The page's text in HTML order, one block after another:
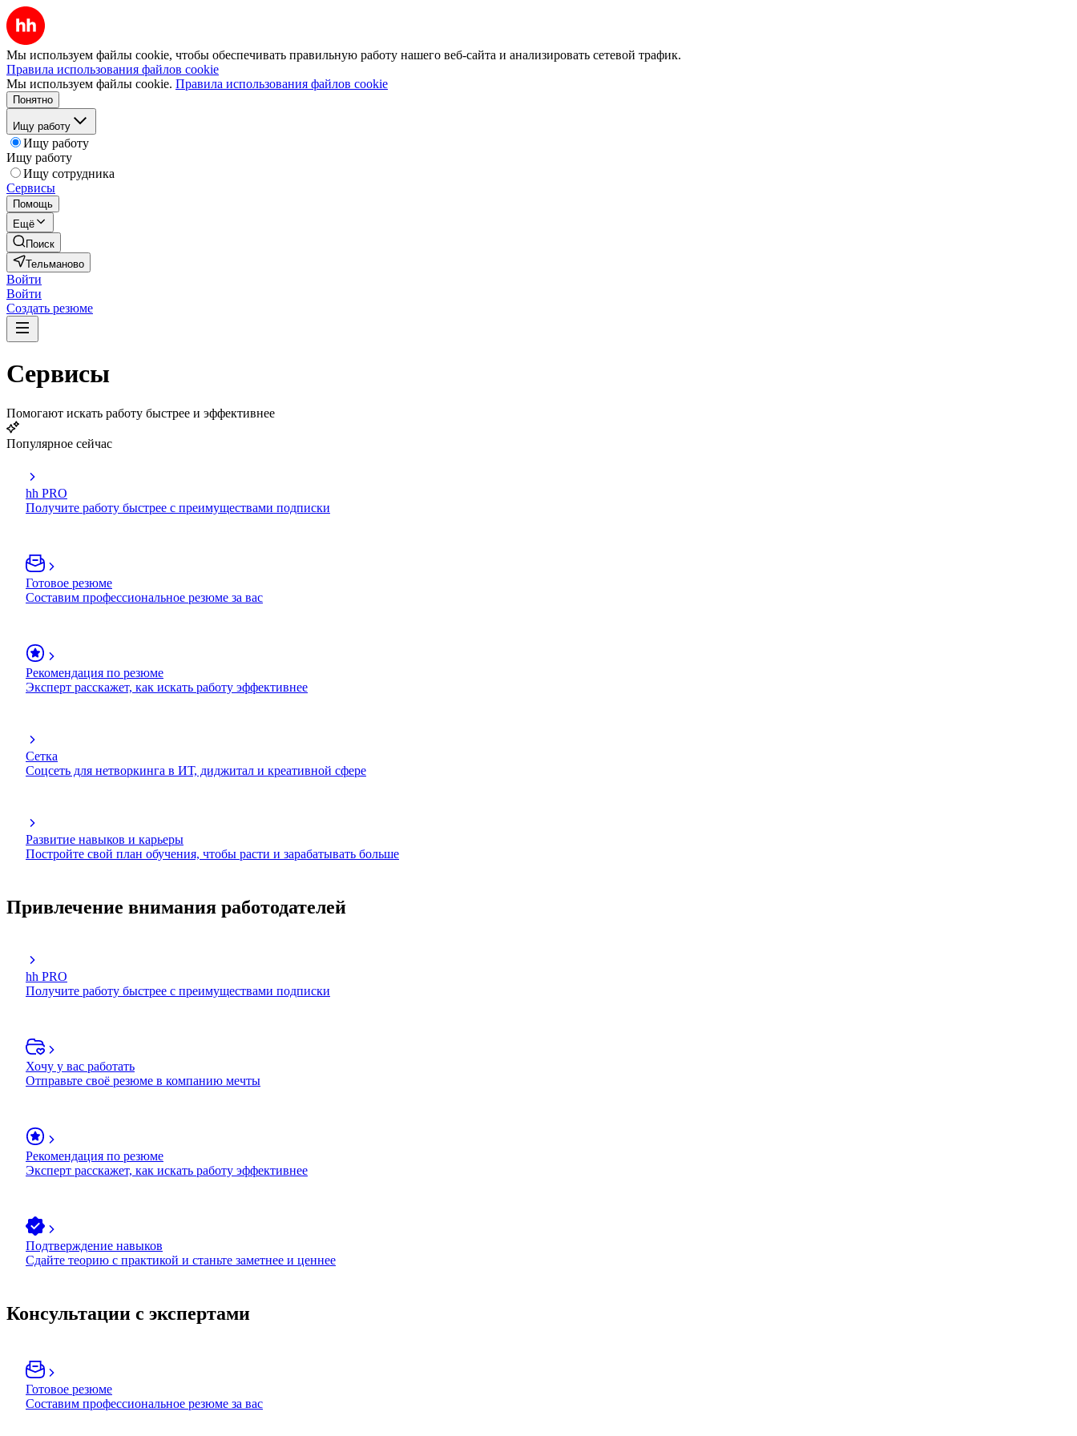
Мы используем файлы cookie, чтобы обеспечивать правильную работу нашего веб-сайта и анализировать сетевой трафик.
Правила использования файлов cookie
Мы используем файлы cookie. Правила использования файлов cookie
Понятно
Ищу работу
Ищу работу
Ищу работу
Ищу сотрудника
Сервисы
Помощь
Ещё
Поиск
Тельманово
Войти
Войти
Создать резюме
Сервисы
Помогают искать работу быстрее и эффективнее
Популярное сейчас
hh PRO
Получите работу быстрее с преимуществами подписки
Готовое резюме
Составим профессиональное резюме за вас
Рекомендация по резюме
Эксперт расскажет, как искать работу эффективнее
Сетка
Соцсеть для нетворкинга в ИТ, диджитал и креативной сфере
Развитие навыков и карьеры
Постройте свой план обучения, чтобы расти и зарабатывать больше
Привлечение внимания работодателей
hh PRO
Получите работу быстрее с преимуществами подписки
Хочу у вас работать
Отправьте своё резюме в компанию мечты
Рекомендация по резюме
Эксперт расскажет, как искать работу эффективнее
Подтверждение навыков
Сдайте теорию с практикой и станьте заметнее и ценнее
Консультации с экспертами
Готовое резюме
Составим профессиональное резюме за вас